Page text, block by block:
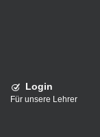
Login
Für unsere Lehrer